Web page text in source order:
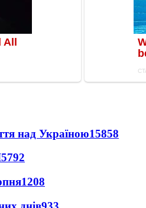
над Україною15858
5792
1208